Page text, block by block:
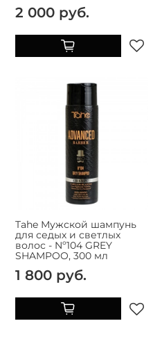
2 000 руб.
Tahe Мужской шампунь
для седых и светлых
волос - Nº104 GREY
SHAMPOO, 300 мл
1 800 руб.